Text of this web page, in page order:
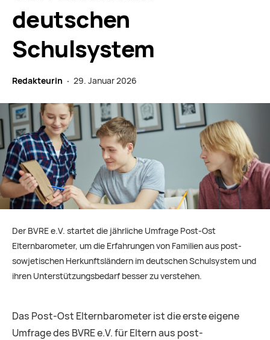
deutschen
Schulsystem
Redakteurin · 29. Januar 2026
Der BVRE e.V. startet die jährliche Umfrage Post-Ost
Elternbarometer, um die Erfahrungen von Familien aus post­
sowjetischen Herkunftsländern im deutschen Schulsystem und
ihren Unterstützungsbedarf besser zu verstehen.
Das Post-Ost Elternbarometer ist die erste eigene
Umfrage des BVRE e.V. für Eltern aus post­